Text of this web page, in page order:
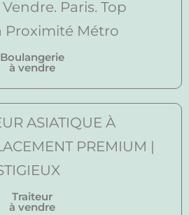
Boulangerie
à vendre
Traiteur
à vendre